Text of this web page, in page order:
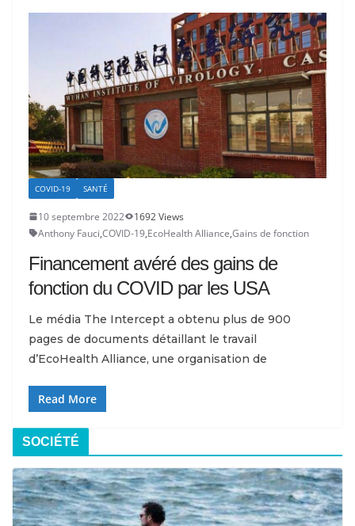
COVID-19 SANTÉ
10 septembre 2022
1692 Views
Anthony Fauci,COVID-19,EcoHealth Alliance,Gains de fonction
Financement avéré des gains de
fonction du COVID par les USA
Le média The Intercept a obtenu plus de 900
pages de documents détaillant le travail
d’EcoHealth Alliance, une organisation de
Read More
SOCIÉTÉ